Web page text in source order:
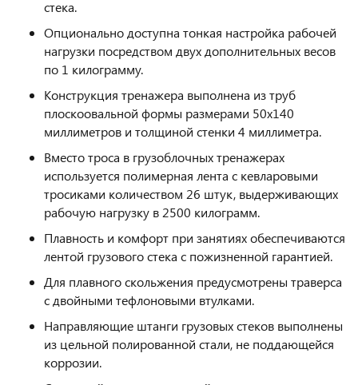
стека.
Опционально доступна тонкая настройка рабочей
нагрузки посредством двух дополнительных весов
по 1 килограмму.
Конструкция тренажера выполнена из труб
плоскоовальной формы размерами 50х140
миллиметров и толщиной стенки 4 миллиметра.
Вместо троса в грузоблочных тренажерах
используется полимерная лента с кевларовыми
тросиками количеством 26 штук, выдерживающих
рабочую нагрузку в 2500 килограмм.
Плавность и комфорт при занятиях обеспечиваются
лентой грузового стека с пожизненной гарантией.
Для плавного скольжения предусмотрены траверса
с двойными тефлоновыми втулками.
Направляющие штанги грузовых стеков выполнены
из цельной полированной стали, не поддающейся
коррозии.